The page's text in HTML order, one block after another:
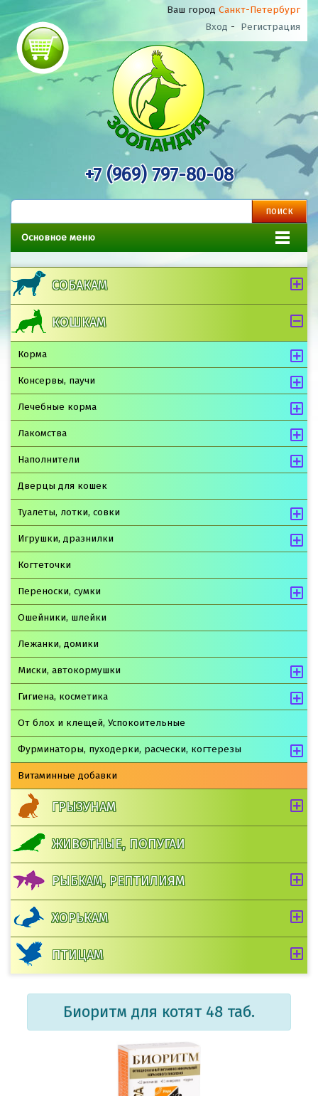
Ваш город Санкт-Петербург
Вход - Регистрация
+7 (969) 797-80-08
Основное меню
СОБАКАМ
КОШКАМ
Корма
Консервы, паучи
Лечебные корма
Лакомства
Наполнители
Дверцы для кошек
Туалеты, лотки, совки
Игрушки, дразнилки
Когтеточки
Переноски, сумки
Ошейники, шлейки
Лежанки, домики
Миски, автокормушки
Гигиена, косметика
От блох и клещей, Успокоительные
Фурминаторы, пуходерки, расчески, когтерезы
Витаминные добавки
ГРЫЗУНАМ
ЖИВОТНЫЕ, ПОПУГАИ
РЫБКАМ, РЕПТИЛИЯМ
ХОРЬКАМ
ПТИЦАМ
Биоритм для котят 48 таб.